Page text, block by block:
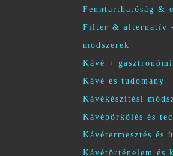
Fenntarthatóság &
Filter & alternatív
módszerek
Kávé +
Kávé és tudomány
Kávékészítési
Kávépörkölés és
Kávétermesztés és
Kávétörténelem és